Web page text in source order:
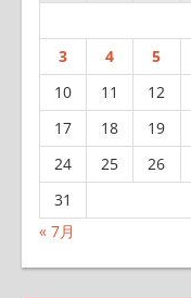
3
4 5
10
11 12
17
18 19
24
25 26
31
« 7月